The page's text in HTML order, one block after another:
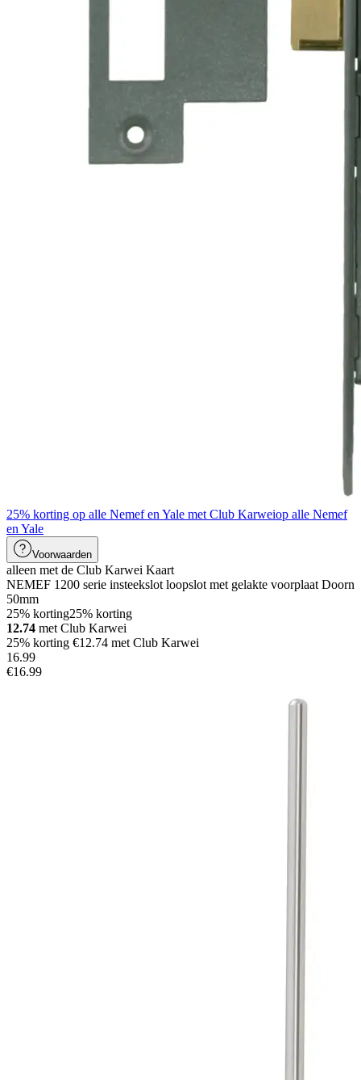
25% korting op alle Nemef en Yale met Club Karweiop alle Nemef
en Yale
Voorwaarden
alleen met de Club Karwei Kaart
NEMEF 1200 serie insteekslot loopslot met gelakte voorplaat Doorn
50mm
25% korting25% korting
12.74 met Club Karwei
25% korting €12.74 met Club Karwei
16.99
€16.99